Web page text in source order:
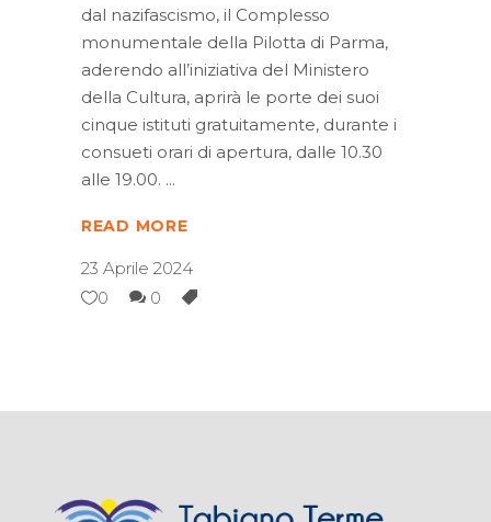
dal nazifascismo, il Complesso
monumentale della Pilotta di Parma,
aderendo all’iniziativa del Ministero
della Cultura, aprirà le porte dei suoi
cinque istituti gratuitamente, durante i
consueti orari di apertura, dalle 10.30
alle 19.00.
READ MORE
23 Aprile 2024
0
0